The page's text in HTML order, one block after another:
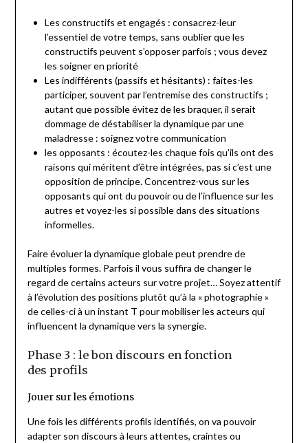
Les constructifs et engagés : consacrez-leur
l’essentiel de votre temps, sans oublier que les
constructifs peuvent s’opposer parfois ; vous devez
les soigner en priorité
Les indifférents (passifs et hésitants) : faites-les
participer, souvent par l’entremise des constructifs ;
autant que possible évitez de les braquer, il serait
dommage de déstabiliser la dynamique par une
maladresse : soignez votre communication
les opposants : écoutez-les chaque fois qu’ils ont des
raisons qui méritent d’être intégrées, pas si c’est une
opposition de principe. Concentrez-vous sur les
opposants qui ont du pouvoir ou de l’influence sur les
autres et voyez-les si possible dans des situations
informelles.
Faire évoluer la dynamique globale peut prendre de
multiples formes. Parfois il vous suffira de changer le
regard de certains acteurs sur votre projet… Soyez attentif
à l’évolution des positions plutôt qu’à la « photographie »
de celles-ci à un instant T pour mobiliser les acteurs qui
influencent la dynamique vers la synergie.
Phase 3 : le bon discours en fonction
des profils
Jouer sur les émotions
Une fois les différents profils identifiés, on va pouvoir
adapter son discours à leurs attentes, craintes ou